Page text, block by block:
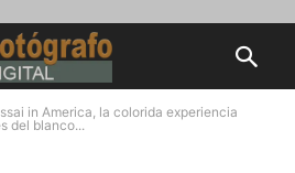
in America, la colorida experiencia
del blanco...